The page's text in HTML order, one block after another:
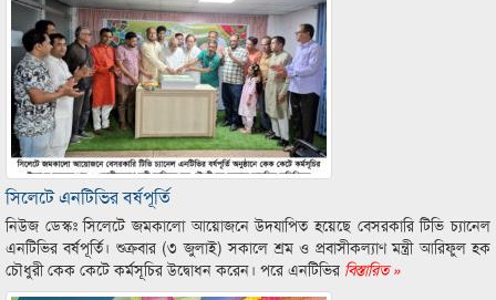
সিলেটে এনটিভির বর্ষপূর্তি
নিউজ ডেস্কঃ সিলেটে জমকালো আয়োজনে উদযাপিত হয়েছে বেসরকারি টিভি চ্যানেল
এনটিভির বর্ষপূর্তি। শুক্রবার (৩ জুলাই) সকালে শ্রম ও প্রবাসীকল্যাণ মন্ত্রী আরিফুল হক
চৌধুরী কেক কেটে কর্মসূচির উদ্বোধন করেন। পরে এনটিভির বিস্তারিত »